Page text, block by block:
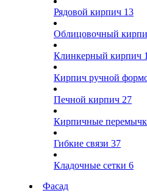
Рядовой кирпич 13
Облицовочный
Клинкерный кирпич
Кирпич ручной
Печной кирпич 27
Кирпичные
Гибкие связи 37
Кладочные сетки 6
Фасад